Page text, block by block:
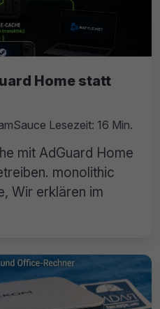
Home statt
Lesezeit: 16 Min.
mit AdGuard Home
monolithic
Wir erklären im